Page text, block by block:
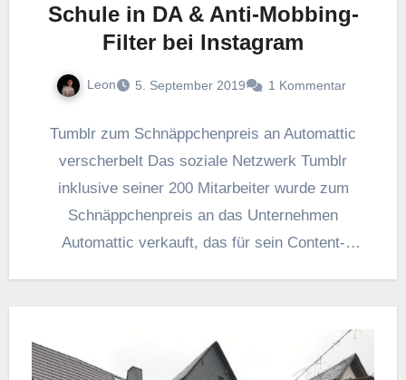
Schule in DA & Anti-Mobbing-
Filter bei Instagram
Leon 5. September 2019 1 Kommentar
Tumblr zum Schnäppchenpreis an Automattic
verscherbelt Das soziale Netzwerk Tumblr
inklusive seiner 200 Mitarbeiter wurde zum
Schnäppchenpreis an das Unternehmen
Automattic verkauft, das für sein Content-